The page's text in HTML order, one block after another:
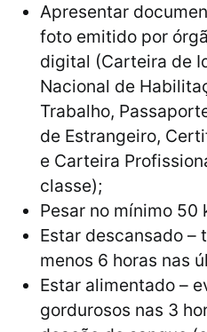
Apresentar
foto emitido por
digital (Carteira de
Nacional de
Trabalho,
de Estrangeiro,
e Carteira
classe);
Pesar no mínimo 50
Estar descansado –
menos 6 horas nas
Estar alimentado –
gordurosos nas 3